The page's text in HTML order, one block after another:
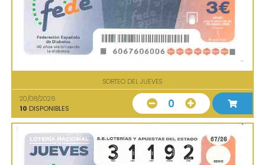
SORTEO DEL JUEVES
20/08/2026
10 DISPONIBLES 0